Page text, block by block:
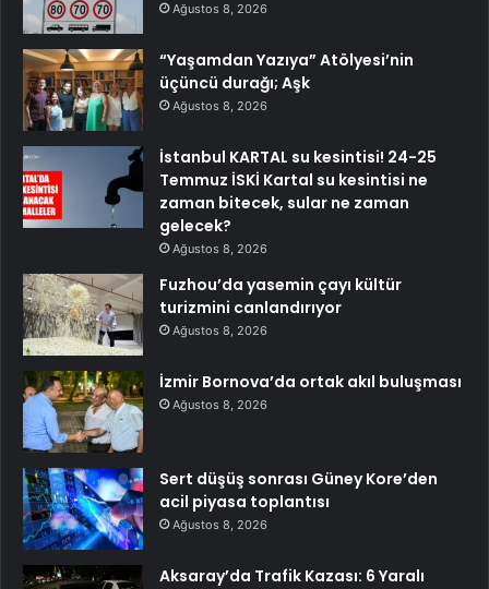
Ağustos 8, 2026
“Yaşamdan Yazıya” Atölyesi’nin
üçüncü durağı; Aşk
Ağustos 8, 2026
İstanbul KARTAL su kesintisi! 24-25
Temmuz İSKİ Kartal su kesintisi ne
zaman bitecek, sular ne zaman
gelecek?
Ağustos 8, 2026
Fuzhou’da yasemin çayı kültür
turizmini canlandırıyor
Ağustos 8, 2026
İzmir Bornova’da ortak akıl buluşması
Ağustos 8, 2026
Sert düşüş sonrası Güney Kore’den
acil piyasa toplantısı
Ağustos 8, 2026
Aksaray’da Trafik Kazası: 6 Yaralı